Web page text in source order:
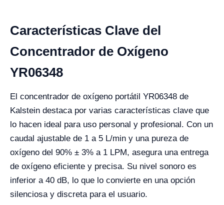
Características Clave del
Concentrador de Oxígeno
YR06348
El concentrador de oxígeno portátil YR06348 de
Kalstein destaca por varias características clave que
lo hacen ideal para uso personal y profesional. Con un
caudal ajustable de 1 a 5 L/min y una pureza de
oxígeno del 90% ± 3% a 1 LPM, asegura una entrega
de oxígeno eficiente y precisa. Su nivel sonoro es
inferior a 40 dB, lo que lo convierte en una opción
silenciosa y discreta para el usuario.